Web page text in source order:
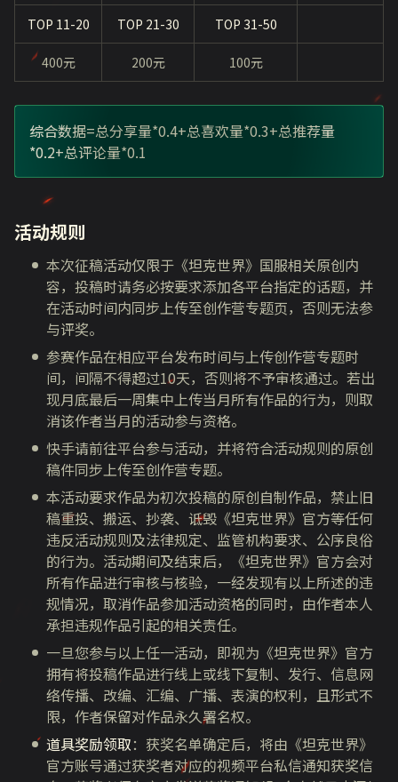
TOP 11-20 TOP 21-30 TOP 31-50
400元 200元 100元
综合数据=总分享量*0.4+总喜欢量*0.3+总推荐量
*0.2+总评论量*0.1
活动规则
本次征稿活动仅限于《坦克世界》国服相关原创内
容，投稿时请务必按要求添加各平台指定的话题，并
在活动时间内同步上传至创作营专题页，否则无法参
与评奖。
参赛作品在相应平台发布时间与上传创作营专题时
间，间隔不得超过10天，否则将不予审核通过。若出
现月底最后一周集中上传当月所有作品的行为，则取
消该作者当月的活动参与资格。
快手请前往平台参与活动，并将符合活动规则的原创
稿件同步上传至创作营专题。
本活动要求作品为初次投稿的原创自制作品，禁止旧
稿重投、搬运、抄袭、诋毁《坦克世界》官方等任何
违反活动规则及法律规定、监管机构要求、公序良俗
的行为。活动期间及结束后，《坦克世界》官方会对
所有作品进行审核与核验，一经发现有以上所述的违
规情况，取消作品参加活动资格的同时，由作者本人
承担违规作品引起的相关责任。
一旦您参与以上任一活动，即视为《坦克世界》官方
拥有将投稿作品进行线上或线下复制、发行、信息网
络传播、改编、汇编、广播、表演的权利，且形式不
限，作者保留对作品永久署名权。
道具奖励领取：获奖名单确定后，将由《坦克世界》
官方账号通过获奖者对应的视频平台私信通知获奖信